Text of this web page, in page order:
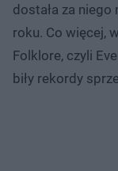
dostała za
roku. Co więcej,
Folklore, czyli
biły rekordy